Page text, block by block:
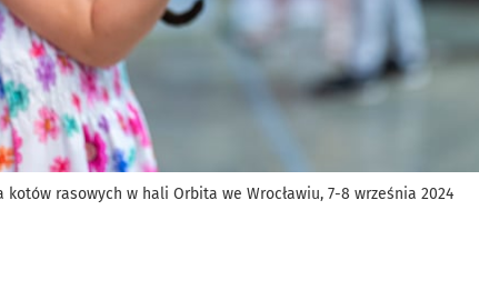
kotów rasowych w hali Orbita we Wrocławiu, 7-8 września 2024